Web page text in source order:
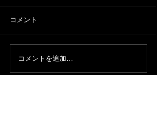
ハイキック
コメント
コメントを追加…